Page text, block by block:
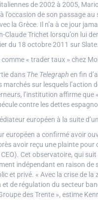
de 2002 à 2005,
l’occasion de son passage
la Grèce. Il n’a à ce jour
Claude Trichet lorsqu’on lui
du 18 octobre 2011 sur
« trader taux » chez
dansThe Telegraphen fin
marchés sur lesquels l’action
l’institution affirme que
contre les dettes
européen à la suite
européen a confirmé avoir
avoir reçu une plainte pour
Cet observatoire, qui
indépendant en raison
et privé. « Avec la crise de
de régulation du secteur
des Trente », estime